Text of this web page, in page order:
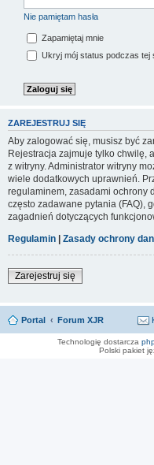
Nie pamiętam hasła
Zapamiętaj mnie
Ukryj mój status podczas tej
ZAREJESTRUJ SIĘ
Aby zalogować się, musisz być
Rejestracja zajmuje tylko chwilę,
z witryny. Administrator witryny
wiele dodatkowych uprawnień.
regulaminem, zasadami ochrony
często zadawane pytania (FAQ),
zagadnień dotyczących
Regulamin
Zasady ochrony
Zarejestruj się
Portal Forum XJR
Technologię dostarcza
Polski pakiet